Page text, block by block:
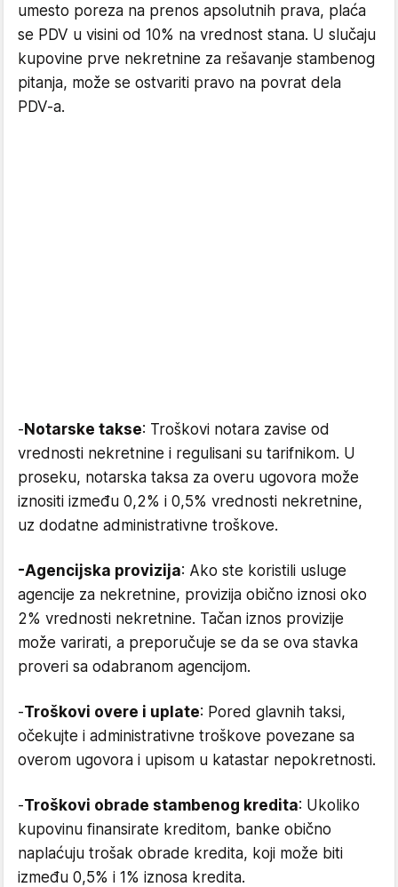
umesto poreza na prenos apsolutnih prava, plaća
se PDV u visini od 10% na vrednost stana. U slučaju
kupovine prve nekretnine za rešavanje stambenog
pitanja, može se ostvariti pravo na povrat dela
PDV-a.
-Notarske takse: Troškovi notara zavise od
vrednosti nekretnine i regulisani su tarifnikom. U
proseku, notarska taksa za overu ugovora može
iznositi između 0,2% i 0,5% vrednosti nekretnine,
uz dodatne administrativne troškove.
-Agencijska provizija: Ako ste koristili usluge
agencije za nekretnine, provizija obično iznosi oko
2% vrednosti nekretnine. Tačan iznos provizije
može varirati, a preporučuje se da se ova stavka
proveri sa odabranom agencijom.
-Troškovi overe i uplate: Pored glavnih taksi,
očekujte i administrativne troškove povezane sa
overom ugovora i upisom u katastar nepokretnosti.
-Troškovi obrade stambenog kredita: Ukoliko
kupovinu finansirate kreditom, banke obično
naplaćuju trošak obrade kredita, koji može biti
između 0,5% i 1% iznosa kredita.